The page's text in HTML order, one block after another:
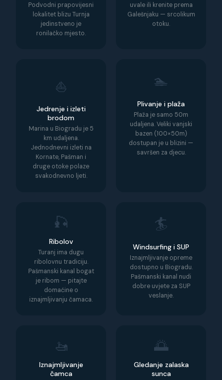
Podvodni prapovijesni
lokalitet blizu Turnja
jedinstveno je
ronilačko mjesto.
uvale ili krenite prema
Galešnjaku — srcolikum
otoku.
⛵
Jedrenje i izleti
brodom
Marina u Biogradu je 5
km udaljena.
Jednodnevni izleti na
Kornate, Pašman i
druge otoke polaze
svakodnevno ljeti.
🏊
Plivanje i plaža
Plaža je samo 50m
udaljena. Veliki vanjski
bazen (100×50m)
dostupan je u blizini —
savršen za djecu.
🎣
Ribolov
Turanj ima dugu
ribolovnu tradiciju.
Pašmanski kanal bogat
je ribom — pitajte
domaćine o
iznajmljivanju čamaca.
🏄
Windsurfing i SUP
Iznajmljivanje opreme
dostupno u Biogradu.
Pašmanski kanal nudi
dobre uvjete za SUP
veslanje.
🚤
Iznajmljivanje
čamca
🌅
Gledanje zalaska
sunca